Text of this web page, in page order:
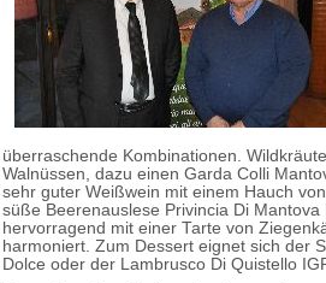
überraschende Kombinationen.
Walnüssen, dazu einen Garda Colli
sehr guter Weißwein mit einem Hauch
süße Beerenauslese Privincia Di Mantova
hervorragend mit einer Tarte von
harmoniert. Zum Dessert eignet sich der
Dolce oder der Lambrusco Di Quistello